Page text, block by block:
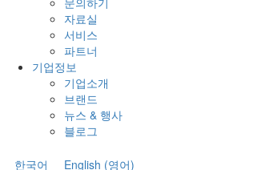
자료실
서비스
파트너
기업정보
기업소개
브랜드
뉴스 & 행사
블로그
한국어 English (영어)